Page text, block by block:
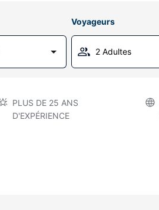
Voyageurs
2 Adultes
PLUS DE 25 ANS
D'EXPÉRIENCE